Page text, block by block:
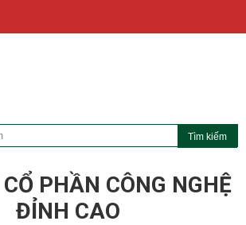
PHẦN CÔNG NGHỆ
ĐỈNH CAO